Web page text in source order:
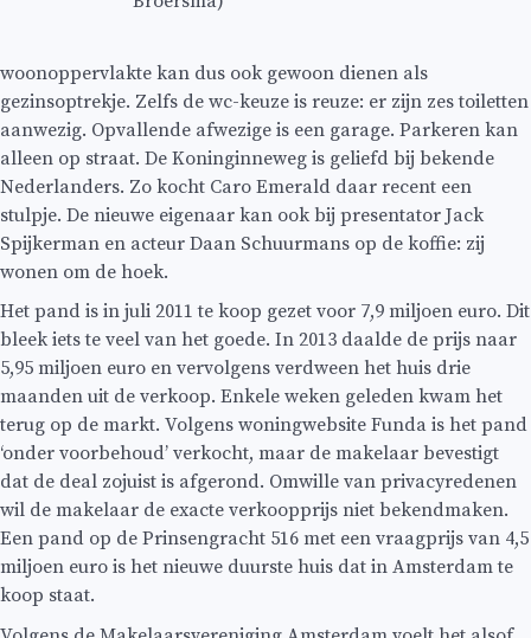
woonoppervlakte kan dus ook gewoon dienen als
gezinsoptrekje. Zelfs de wc-keuze is reuze: er zijn zes toiletten
aanwezig. Opvallende afwezige is een garage. Parkeren kan
alleen op straat. De Koninginneweg is geliefd bij bekende
Nederlanders. Zo kocht Caro Emerald daar recent een
stulpje. De nieuwe eigenaar kan ook bij presentator Jack
Spijkerman en acteur Daan Schuurmans op de koffie: zij
wonen om de hoek.
Het pand is in juli 2011 te koop gezet voor 7,9 miljoen euro. Dit
bleek iets te veel van het goede. In 2013 daalde de prijs naar
5,95 miljoen euro en vervolgens verdween het huis drie
maanden uit de verkoop. Enkele weken geleden kwam het
terug op de markt. Volgens woningwebsite Funda is het pand
‘onder voorbehoud’ verkocht, maar de makelaar bevestigt
dat de deal zojuist is afgerond. Omwille van privacyredenen
wil de makelaar de exacte verkoopprijs niet bekendmaken.
Een pand op de Prinsengracht 516 met een vraagprijs van 4,5
miljoen euro is het nieuwe duurste huis dat in Amsterdam te
koop staat.